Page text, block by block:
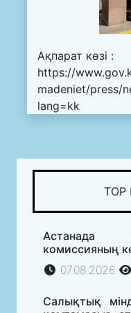
Ақпарат көзі :
https://
madeniet/press/
lang=kk
TOP
Астанада
комиссияның
07.08.2026
Салықтық